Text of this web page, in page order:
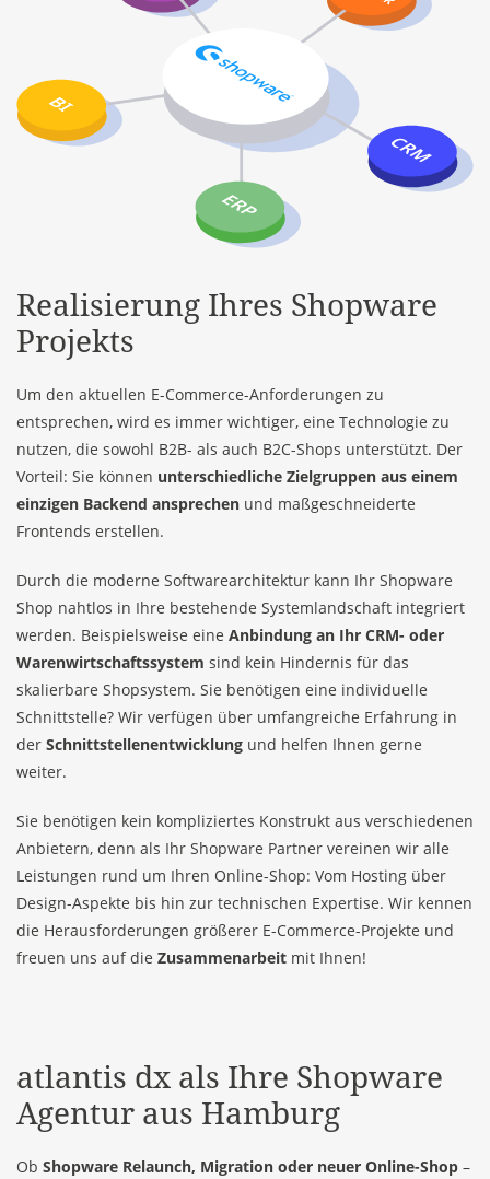
Realisierung Ihres Shopware
Projekts
Um den aktuellen E-Commerce-Anforderungen zu
entsprechen, wird es immer wichtiger, eine Technologie zu
nutzen, die sowohl B2B- als auch B2C-Shops unterstützt. Der
Vorteil: Sie können unterschiedliche Zielgruppen aus einem
einzigen Backend ansprechen und maßgeschneiderte
Frontends erstellen.
Durch die moderne Softwarearchitektur kann Ihr Shopware
Shop nahtlos in Ihre bestehende Systemlandschaft integriert
werden. Beispielsweise eine Anbindung an Ihr CRM- oder
Warenwirtschaftssystem sind kein Hindernis für das
skalierbare Shopsystem. Sie benötigen eine individuelle
Schnittstelle? Wir verfügen über umfangreiche Erfahrung in
der Schnittstellenentwicklung und helfen Ihnen gerne
weiter.
Sie benötigen kein kompliziertes Konstrukt aus verschiedenen
Anbietern, denn als Ihr Shopware Partner vereinen wir alle
Leistungen rund um Ihren Online-Shop: Vom Hosting über
Design-Aspekte bis hin zur technischen Expertise. Wir kennen
die Herausforderungen größerer E-Commerce-Projekte und
freuen uns auf die Zusammenarbeit mit Ihnen!
atlantis dx als Ihre Shopware
Agentur aus Hamburg
Ob Shopware Relaunch, Migration oder neuer Online-Shop –